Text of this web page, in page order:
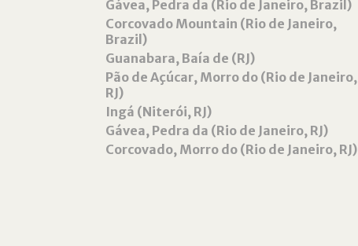
Gávea, Pedra da (Rio de Janeiro, Brazil)
Corcovado Mountain (Rio de Janeiro,
Brazil)
Guanabara, Baía de (RJ)
Pão de Açúcar, Morro do (Rio de Janeiro,
RJ)
Ingá (Niterói, RJ)
Gávea, Pedra da (Rio de Janeiro, RJ)
Corcovado, Morro do (Rio de Janeiro, RJ)